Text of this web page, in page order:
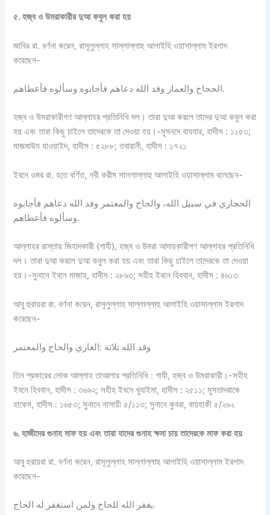
৫.হজ্ব ও উমরাকারীর দুআ কবুল করা হয়
জাবির রা. বর্ণনা করেন, রাসূলুল্লাহ সাল্লাল্লাহু আলাইহি ওয়াসাল্লাম ইরশাদ
করেছেন-
الحجاج والعمار وفد الله دعاهم فأجابوه وسألوه فأعطاهم.
হজ্ব ও উমরাকারীগণ আল্লাহর প্রতিনিধি দল। তারা দুআ করলে তাদের দুআ কবুল করা
হয় এবং তারা কিছু চাইলে তাদেরকে তা দেওয়া হয়।-মুসনদে বাযযার, হাদীস : ১১৫৩;
মাজমাউয যাওয়াইদ, হাদীস : ৫২৮৮; তবারানী, হাদীস : ১৭২১
ইবনে ওমর রা. হতে বর্ণিত, নবী করীম সাললাল্লাহু আলাইহি ওয়াসাল্লাম বলেছেন-
الحجازي في سبيل الله، والحاج والمعتمر وفد الله دعاهم فأجابوه
وسألوه فأعطاهم.
আল্লাহর রাস্তায় জিহাদকারী (গাযী), হজ্ব ও উমরা আদায়কারীগণ আল্লাহর প্রতিনিধি
দল। তারা দুআ করলে দুআ কবুল করা হয় এবং তারা কিছু চাইলে তাদেরকে তা দেওয়া
হয়।-সুনানে ইবনে মাজাহ, হাদীস : ২৮৯৩; সহীহ ইবনে হিববান, হাদীস : ৪৬১৩
আবু হুরায়রা রা. বর্ণনা করেন, রাসূলুল্লাহ সাল্লাল্লাহু আলাইহি ওয়াসাল্লাম ইরশাদ
করেছেন-
وفد الله ثلاثة :الغازي والحاج والمعتمر
তিন প্রকারের লোক আল্লাহ তাআলার প্রতিনিধি : গাযী, হজ্ব ও উমরাকারী।-সহীহ
ইবনে হিববান, হাদীস : ৩৬৯২; সহীহ ইবনে খুযাইমা, হাদীস : ২৫১১; মুসতাদরাকে
হাকেম, হাদীস : ১৬৫৩; সুনানে নাসায়ী ৫/১১৩; সুনানে কুবরা, বায়হাকী ৫/২৬২
৬.হাজীদের গুনাহ মাফ হয় এবং তারা যাদের গুনাহ ক্ষমা চায় তাদেরকে মাফ করা হয়
আবু হুরায়রা রা. বর্ণনা করেন, রাসূলুল্লাহ সাল্লাল্লাহু আলাইহি ওয়াসাল্লাম ইরশাদ
করেছেন-
يغفر الله للحاج ولمن استغفر له الحاج.